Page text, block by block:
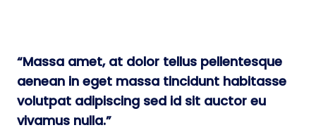
“Massa amet, at dolor tellus pellentesque
aenean in eget massa tincidunt habitasse
volutpat adipiscing sed id sit auctor eu
vivamus nulla.”